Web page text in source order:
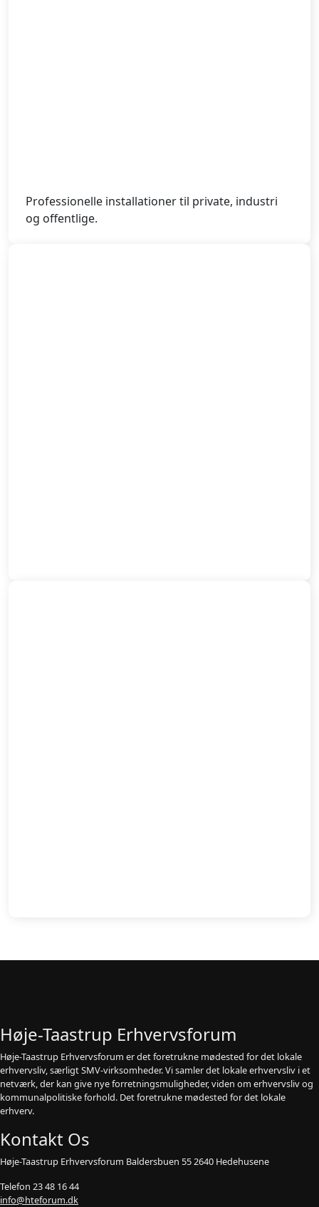
Professionelle installationer til private, industri
og offentlige.
Høje-Taastrup Erhvervsforum
Høje-Taastrup Erhvervsforum er det foretrukne mødested for det lokale
erhvervsliv, særligt SMV-virksomheder. Vi samler det lokale erhvervsliv i et
netværk, der kan give nye forretningsmuligheder, viden om erhvervsliv og
kommunalpolitiske forhold. Det foretrukne mødested for det lokale
erhverv.
Kontakt Os
Høje-Taastrup Erhvervsforum Baldersbuen 55 2640 Hedehusene
Telefon 23 48 16 44
info@hteforum.dk